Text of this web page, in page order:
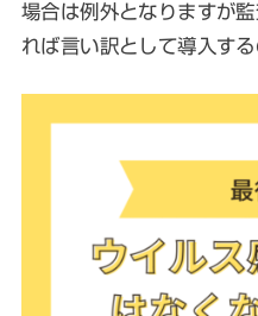
場合は例外となりますが
れば言い訳として導入する